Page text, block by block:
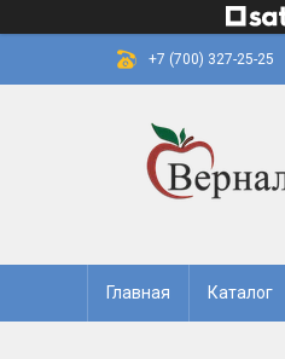
+7 (700) 327-25-25
Главная Каталог